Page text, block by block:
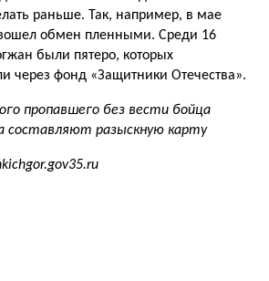
раньше. Так, например, в мае
обмен пленными. Среди 16
были пятеро, которых
через фонд «Защитники Отечества».
пропавшего без вести бойца
составляют разыскную карту